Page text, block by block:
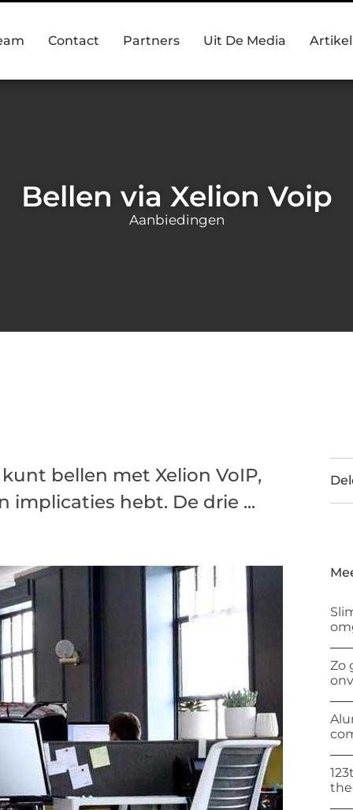
Contact Partners Uit De Media
Bellen via Xelion Voip
Aanbiedingen
bellen met Xelion VoIP,
implicaties hebt. De drie ...
Zo